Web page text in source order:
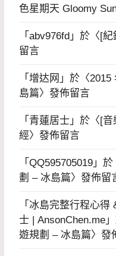
色星期天 Gloomy
「 abv976fd」於〈[紀
留言
「 增达网 」於〈2015
島篇〉發佈留言
「 青蓮居士」於〈[音
經〉發佈留言
「 QQ595705019」於
劃 – 冰島篇〉發佈留
「 冰島完整行程心得
士 | AnsonChen.me
遊規劃 – 冰島篇〉發